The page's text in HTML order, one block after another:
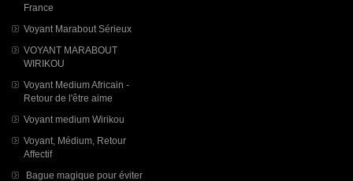
France
Voyant Marabout Sérieux
VOYANT MARABOUT
WIRIKOU
Voyant Medium Africain -
Retour de l'être aime
Voyant medium Wirikou
Voyant, Médium, Retour
Affectif
Bague magique pour éviter